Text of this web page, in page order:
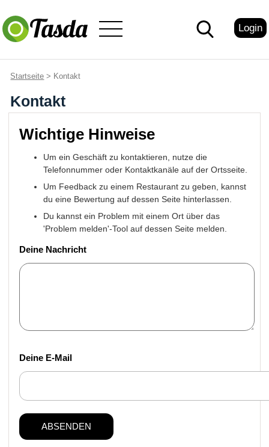
Login
Startseite > Kontakt
Kontakt
Wichtige Hinweise
Um ein Geschäft zu kontaktieren, nutze die
Telefonnummer oder Kontaktkanäle auf der Ortsseite.
Um Feedback zu einem Restaurant zu geben, kannst
du eine Bewertung auf dessen Seite hinterlassen.
Du kannst ein Problem mit einem Ort über das
'Problem melden'-Tool auf dessen Seite melden.
Deine Nachricht
Deine E-Mail